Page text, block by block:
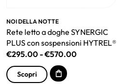
NOI DELLA NOTTE
Rete letto a doghe SYNERGIC
PLUS con sospensioni HYTREL®
€295.00 -€570.00
Scopri